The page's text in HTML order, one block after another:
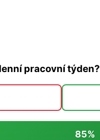
pracovní týden?
85%